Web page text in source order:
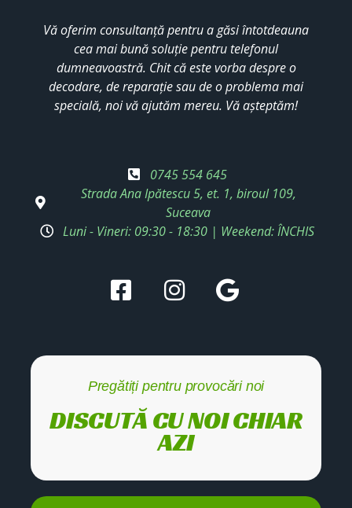
Vă oferim consultanță pentru a găsi întotdeauna
cea mai bună soluție pentru telefonul
dumneavoastră. Chit că este vorba despre o
decodare, de reparație sau de o problema mai
specială, noi vă ajutăm mereu. Vă așteptăm!
0745 554 645
Strada Ana Ipătescu 5, et. 1, biroul 109,
Suceava
Luni - Vineri: 09:30 - 18:30 | Weekend: ÎNCHIS
Pregătiți pentru provocări noi
DISCUTĂ CU NOI CHIAR
AZI